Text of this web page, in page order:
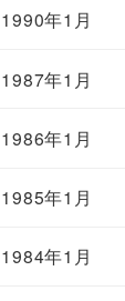
1990年1月
1987年1月
1986年1月
1985年1月
1984年1月